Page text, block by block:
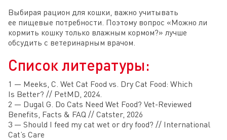
Выбирая рацион для кошки, важно учитывать
ее пищевые потребности. Поэтому вопрос «Можно ли
кормить кошку только влажным кормом?» лучше
обсудить с ветеринарным врачом.
Список литературы:
1 — Meeks, C. Wet Cat Food vs. Dry Cat Food: Which
Is Better? // PetMD, 2024.
2 — Dugal G. Do Cats Need Wet Food? Vet-Reviewed
Benefits, Facts & FAQ // Catster, 2026
3 — Should I feed my cat wet or dry food? // International
Cat’s Care